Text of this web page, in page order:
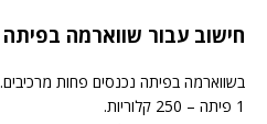
חישוב עבור שווארמה בפיתה
בשווארמה בפיתה נכנסים פחות מרכיבים.
1 פיתה – 250 קלוריות.